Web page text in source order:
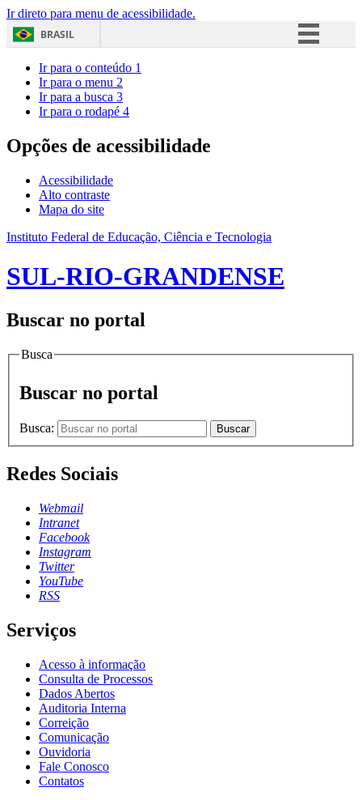
Ir direto para menu de acessibilidade.
BRASIL
Acesso à informação
Ir para o conteúdo 1
Ir para o menu 2
Ir para a busca 3
Ir para o rodapé 4
Opções de acessibilidade
Acessibilidade
Alto contraste
Mapa do site
Instituto Federal de Educação, Ciência e Tecnologia
SUL-RIO-GRANDENSE
Buscar no portal
Busca
Buscar no portal
Busca: Buscar
Redes Sociais
Webmail
Intranet
Facebook
Instagram
Twitter
YouTube
RSS
Serviços
Acesso à informação
Consulta de Processos
Dados Abertos
Auditoria Interna
Correição
Comunicação
Ouvidoria
Fale Conosco
Contatos